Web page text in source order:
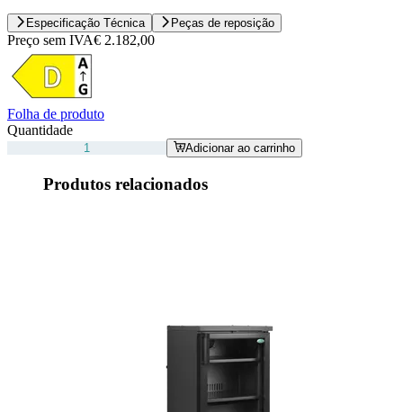
Especificação Técnica Peças de reposição
Preço sem IVA€ 2.182,00
Folha de produto
Quantidade
Adicionar ao carrinho
Produtos relacionados